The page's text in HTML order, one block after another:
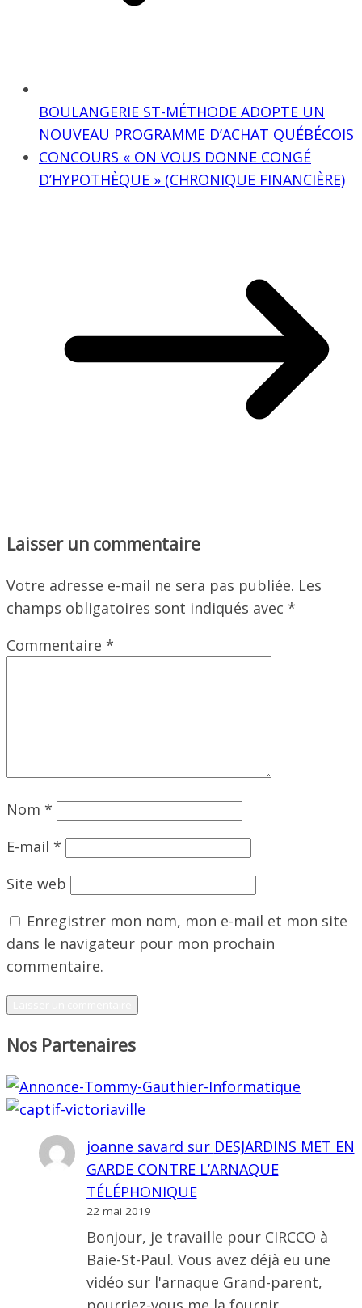
BOULANGERIE ST-MÉTHODE ADOPTE UN
NOUVEAU PROGRAMME D’ACHAT QUÉBÉCOIS
CONCOURS « ON VOUS DONNE CONGÉ
D’HYPOTHÈQUE » (CHRONIQUE FINANCIÈRE)
Laisser un commentaire
Votre adresse e-mail ne sera pas publiée. Les
champs obligatoires sont indiqués avec *
Commentaire *
Nom *
E-mail *
Site web
Enregistrer mon nom, mon e-mail et mon site
dans le navigateur pour mon prochain
commentaire.
Nos Partenaires
joanne savard sur DESJARDINS MET EN
GARDE CONTRE L’ARNAQUE
TÉLÉPHONIQUE
22 mai 2019
Bonjour, je travaille pour CIRCCO à
Baie-St-Paul. Vous avez déjà eu une
vidéo sur l'arnaque Grand-parent,